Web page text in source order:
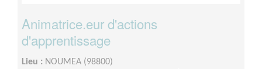
Animatrice.eur d'actions
d'apprentissage
Lieu : NOUMEA (98800)